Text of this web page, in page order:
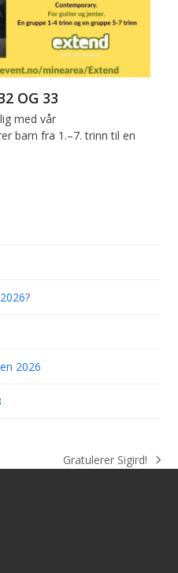
OG 33
med vår
barn fra 1.–7. trinn til en
2026
next
Gratulerer Sigird!